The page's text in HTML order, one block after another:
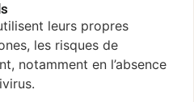
leurs propres
les risques de
notamment en l’absence